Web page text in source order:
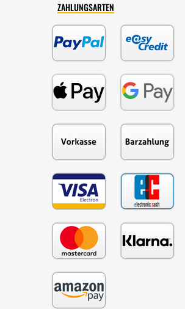
ZAHLUNGSARTEN